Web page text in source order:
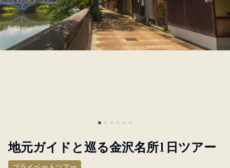
体験を探す
予約確認
Partner with us
地元ガイドと巡る金沢名所1日ツアー